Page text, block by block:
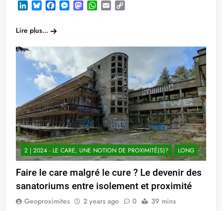
LinkedInBlueskyFacebook
Messenger
Mastodon
WhatsApp
Email
Lire plus...
2 | 2024 - LE CARE, UNE NOTION DE PROXIMITÉ(S)? LONG
Faire le care malgré le cure ? Le devenir des
sanatoriums entre isolement et proximité
Geoproximites 2 years ago 0 39 mins